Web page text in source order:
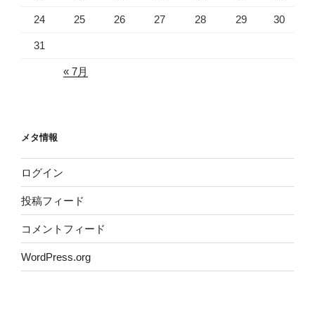
24 25 26 27 28 29 30
31
« 7月
メタ情報
ログイン
投稿フィード
コメントフィード
WordPress.org